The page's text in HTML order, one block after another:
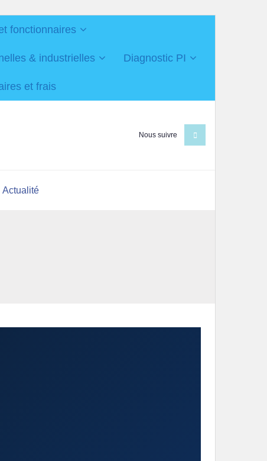
fonctionnaires
& industrielles Diagnostic PI
et frais
Nous suivre
Actualité